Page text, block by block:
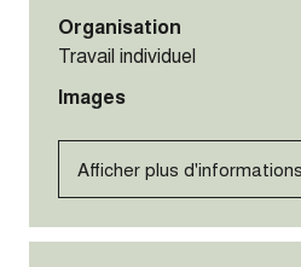
Organisation
Travail individuel
Images